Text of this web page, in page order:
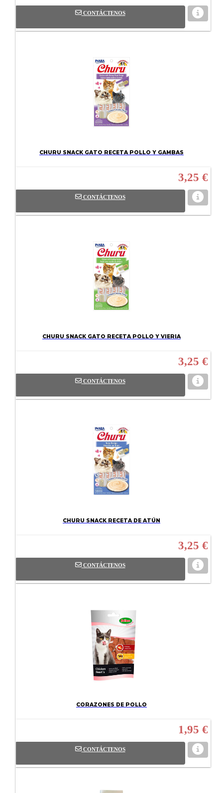
CONTÁCTENOS
CHURU SNACK GATO RECETA POLLO Y GAMBAS
3,25 €
CONTÁCTENOS
CHURU SNACK GATO RECETA POLLO Y VIERIA
3,25 €
CONTÁCTENOS
CHURU SNACK RECETA DE ATÚN
3,25 €
CONTÁCTENOS
CORAZONES DE POLLO
1,95 €
CONTÁCTENOS